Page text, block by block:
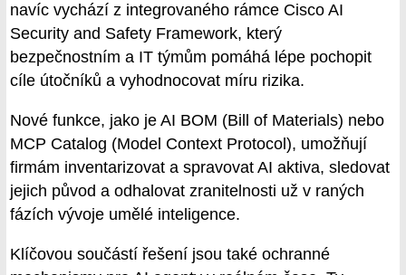
navíc vychází z integrovaného rámce Cisco AI
Security and Safety Framework, který
bezpečnostním a IT týmům pomáhá lépe pochopit
cíle útočníků a vyhodnocovat míru rizika.
Nové funkce, jako je AI BOM (Bill of Materials) nebo
MCP Catalog (Model Context Protocol), umožňují
firmám inventarizovat a spravovat AI aktiva, sledovat
jejich původ a odhalovat zranitelnosti už v raných
fázích vývoje umělé inteligence.
Klíčovou součástí řešení jsou také ochranné